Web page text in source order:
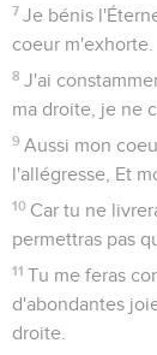
7 Je bénis
coeur m'exhorte.
8 J'ai
ma droite, je ne
9 Aussi mon
l'allégresse, Et
10 Car tu ne
permettras pas
11 Tu me feras
d'abondantes
droite.